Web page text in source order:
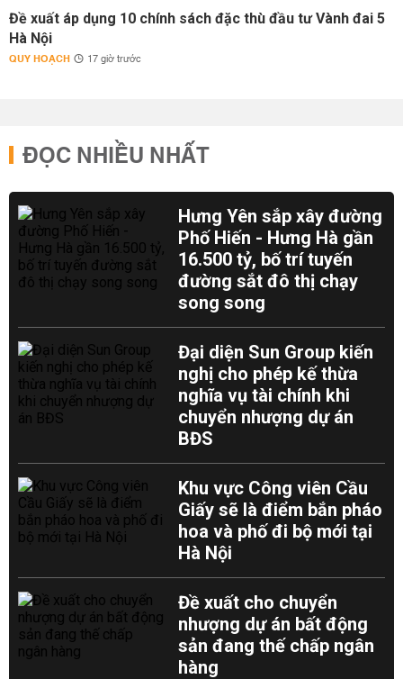
Đề xuất áp dụng 10 chính sách đặc thù đầu tư Vành đai 5
Hà Nội
QUY HOẠCH 17 giờ trước
ĐỌC NHIỀU NHẤT
Hưng Yên sắp xây đường
Phố Hiến - Hưng Hà gần
16.500 tỷ, bố trí tuyến
đường sắt đô thị chạy
song song
Đại diện Sun Group kiến
nghị cho phép kế thừa
nghĩa vụ tài chính khi
chuyển nhượng dự án
BĐS
Khu vực Công viên Cầu
Giấy sẽ là điểm bắn pháo
hoa và phố đi bộ mới tại
Hà Nội
Đề xuất cho chuyển
nhượng dự án bất động
sản đang thế chấp ngân
hàng